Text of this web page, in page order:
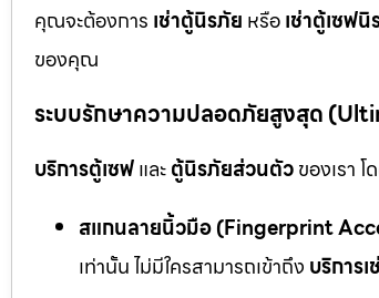
คุณจะต้องการ เช่าตู้นิรภัย หรือเช่าตู้เซฟ
ของคุณ
ระบบรักษาความปลอดภัยสูงสุด
บริการตู้เซฟและตู้นิรภัยส่วนตัวของเรา
สแกนลายนิ้วมือ (Fingerprint
เท่านั้น ไม่มีใครสามารถเข้าถึง บริการ